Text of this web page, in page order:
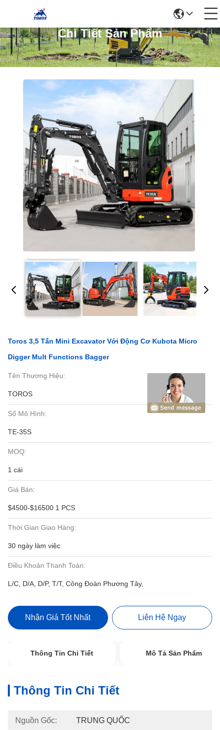
Chi Tiết Sản Phẩm
Toros 3,5 Tấn Mini Excavator Với Động Cơ Kubota Micro
Digger Mult Functions Bagger
Tên Thương Hiệu:
TOROS
Số Mô Hình:
TE-35S
MOQ:
1 cái
Giá Bán:
$4500-$16500 1 PCS
Thời Gian Giao Hàng:
30 ngày làm việc
Điều Khoản Thanh Toán:
L/C, D/A, D/P, T/T, Công Đoàn Phương Tây,
Nhận Giá Tốt Nhất Liên Hệ Ngay
Thông Tin Chi Tiết Mô Tả Sản Phẩm
Thông Tin Chi Tiết
Nguồn Gốc: TRUNG QUỐC